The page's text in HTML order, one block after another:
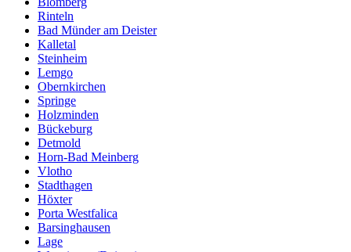
Rinteln
Bad Münder am Deister
Kalletal
Steinheim
Lemgo
Obernkirchen
Springe
Holzminden
Bückeburg
Detmold
Horn-Bad Meinberg
Vlotho
Stadthagen
Höxter
Porta Westfalica
Barsinghausen
Lage